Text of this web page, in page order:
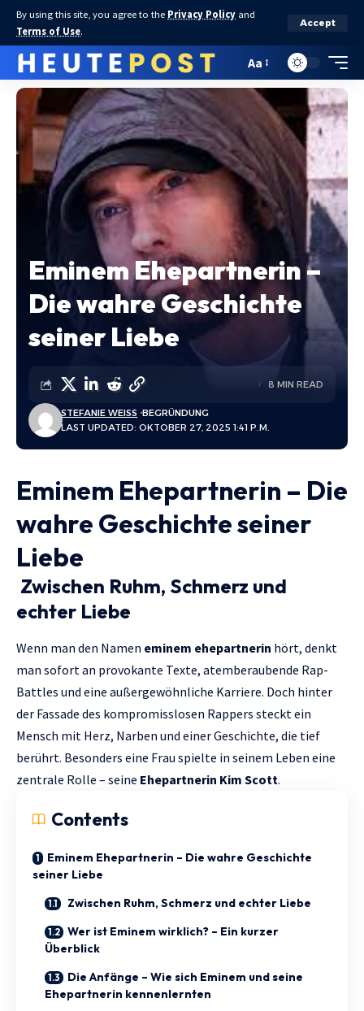
By using this site, you agree to the Privacy Policy and
Terms of Use.
Accept
Aa
Eminem Ehepartnerin –
Die wahre Geschichte
seiner Liebe
LAST UPDATED: OKTOBER 27, 2025 1:41 P.M.
STEFANIE WEISS BEGRÜNDUNG
8 MIN READ
Eminem Ehepartnerin – Die
wahre Geschichte seiner
Liebe
Zwischen Ruhm, Schmerz und
echter Liebe
Wenn man den Namen eminem ehepartnerin hört, denkt
man sofort an provokante Texte, atemberaubende Rap-
Battles und eine außergewöhnliche Karriere. Doch hinter
der Fassade des kompromisslosen Rappers steckt ein
Mensch mit Herz, Narben und einer Geschichte, die tief
berührt. Besonders eine Frau spielte in seinem Leben eine
zentrale Rolle – seine Ehepartnerin Kim Scott.
Contents
Eminem Ehepartnerin – Die wahre Geschichte
seiner Liebe
Zwischen Ruhm, Schmerz und echter Liebe
Wer ist Eminem wirklich? – Ein kurzer
Überblick
Die Anfänge – Wie sich Eminem und seine
Ehepartnerin kennenlernten